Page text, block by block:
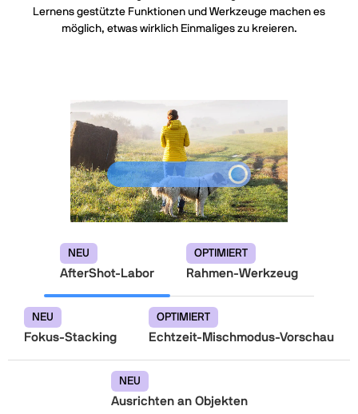
Lernens gestützte Funktionen und Werkzeuge machen es
möglich, etwas wirklich Einmaliges zu kreieren.
NEU
AfterShot-Labor
OPTIMIERT
Rahmen-Werkzeug
NEU
Fokus-Stacking
OPTIMIERT
Echtzeit-Mischmodus-Vorschau
NEU
Ausrichten an Objekten